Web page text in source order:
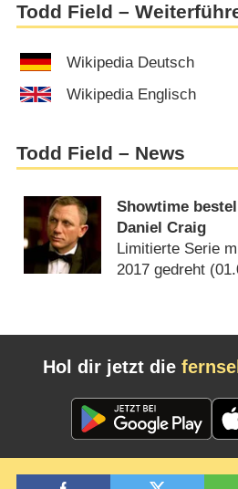
Todd Field –
Wikipedia Deutsch
Wikipedia Englisch
Todd Field – News
Showtime
Daniel Craig
Limitierte Serie
2017 gedreht (
Hol dir jetzt die